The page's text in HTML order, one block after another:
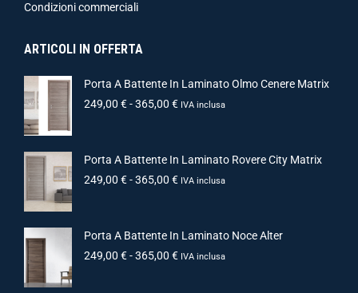
Condizioni commerciali
ARTICOLI IN OFFERTA
Porta A Battente In Laminato Olmo Cenere Matrix
249,00 €-365,00 € IVA inclusa
Porta A Battente In Laminato Rovere City Matrix
249,00 €-365,00 € IVA inclusa
Porta A Battente In Laminato Noce Alter
249,00 €-365,00 € IVA inclusa